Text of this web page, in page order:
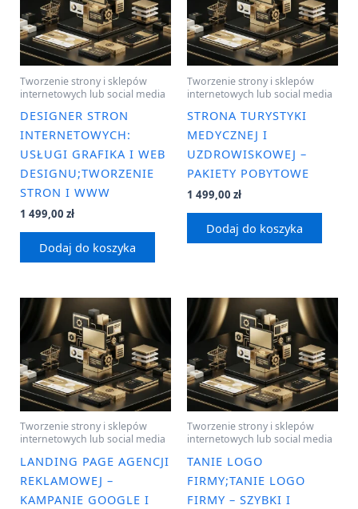
Tworzenie strony i sklepów
internetowych lub social media
DESIGNER STRON
INTERNETOWYCH:
USŁUGI GRAFIKA I WEB
DESIGNU;TWORZENIE
STRON I WWW
1 499,00 zł
Dodaj do koszyka
Tworzenie strony i sklepów
internetowych lub social media
STRONA TURYSTYKI
MEDYCZNEJ I
UZDROWISKOWEJ –
PAKIETY POBYTOWE
1 499,00 zł
Dodaj do koszyka
Tworzenie strony i sklepów
internetowych lub social media
LANDING PAGE AGENCJI
REKLAMOWEJ –
KAMPANIE GOOGLE I
Tworzenie strony i sklepów
internetowych lub social media
TANIE LOGO
FIRMY;TANIE LOGO
FIRMY – SZYBKI I